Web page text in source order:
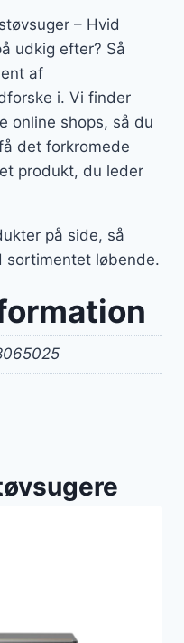
– Hvid
udkig efter? Så
af
i. Vi finder
online shops, så du
det forkromede
produkt, du leder
på side, så
sortimentet løbende.